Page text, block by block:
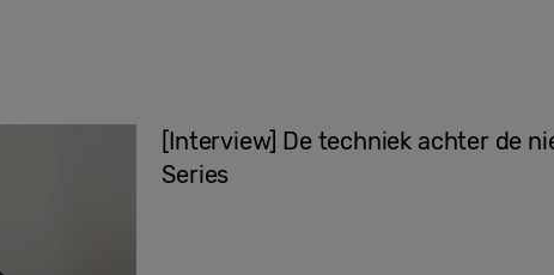
[Interview] De techniek achter de
Series